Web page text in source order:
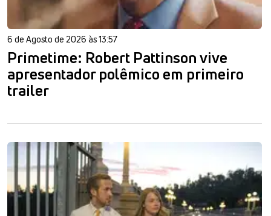
6 de Agosto de 2026 às 13:57
Primetime: Robert Pattinson vive
apresentador polêmico em primeiro
trailer